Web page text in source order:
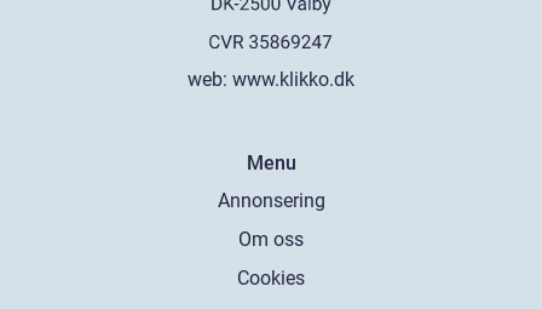
web: www.klikko.dk
Menu
Annonsering
Om oss
Cookies